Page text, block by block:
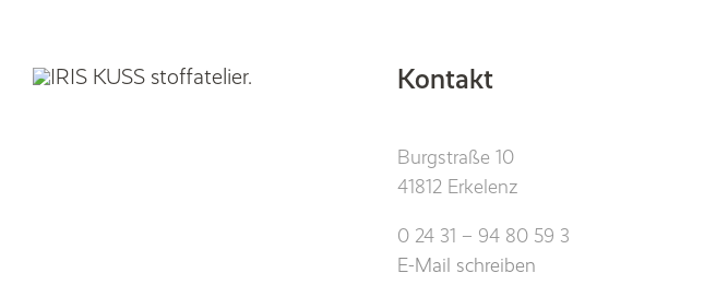
Kontakt
Burgstraße 10
41812 Erkelenz
0 24 31 – 94 80 59 3
E-Mail schreiben